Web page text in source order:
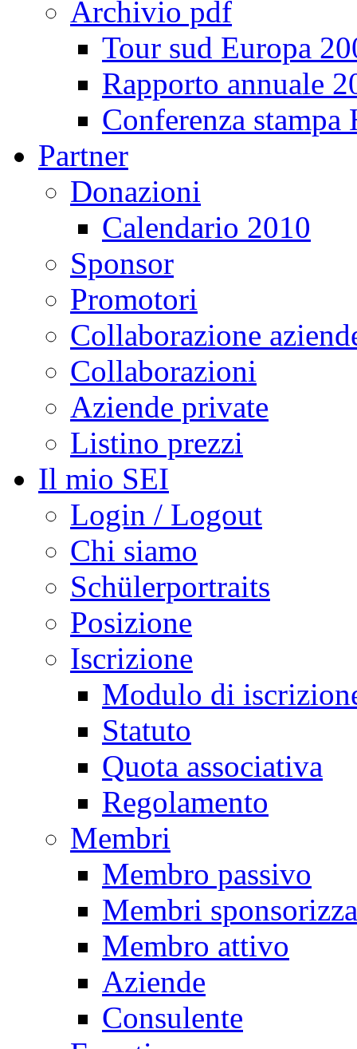
Archivio pdf
Tour sud Europa
Rapporto annuale
Conferenza
Partner
Donazioni
Calendario 2010
Sponsor
Promotori
Collaborazione
Collaborazioni
Aziende private
Listino prezzi
Il mio SEI
Login / Logout
Chi siamo
Schülerportraits
Posizione
Iscrizione
Modulo di
Statuto
Quota associativa
Regolamento
Membri
Membro passivo
Membri
Membro attivo
Aziende
Consulente